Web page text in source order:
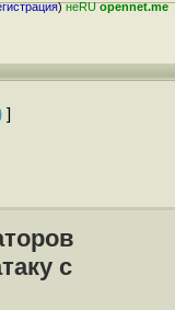
)неRUopennet.me
]
с